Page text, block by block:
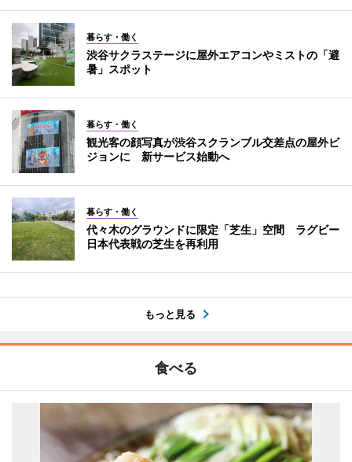
暮らす・働く
渋谷サクラステージに屋外エアコンやミストの「避
暑」スポット
暮らす・働く
観光客の顔写真が渋谷スクランブル交差点の屋外ビ
ジョンに 新サービス始動へ
暮らす・働く
代々木のグラウンドに限定「芝生」空間 ラグビー
日本代表戦の芝生を再利用
もっと見る
食べる